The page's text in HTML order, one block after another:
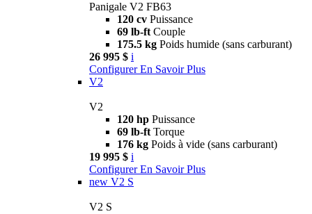
Panigale V2 FB63
120 cv Puissance
69 lb-ft Couple
175.5 kg Poids humide (sans carburant)
26 995 $ i
Configurer En Savoir Plus
V2
V2
120 hp Puissance
69 lb-ft Torque
176 kg Poids à vide (sans carburant)
19 995 $ i
Configurer En Savoir Plus
new V2 S
V2 S